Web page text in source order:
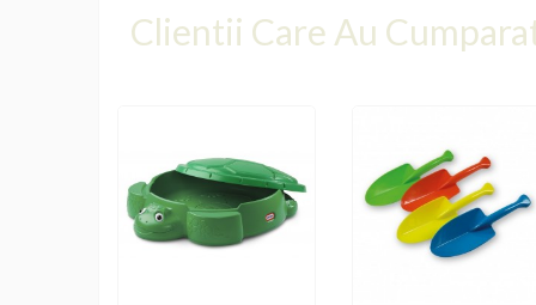
Clientii Care Au